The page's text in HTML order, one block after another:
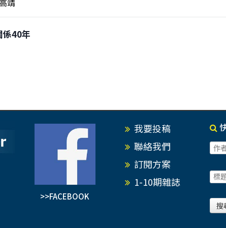
40年
>>FACEBOOK
我要投稿
聯絡我們
訂閱方案
1-10期雜誌